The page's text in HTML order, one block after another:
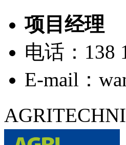
项目经理
电话：138
E-mail：